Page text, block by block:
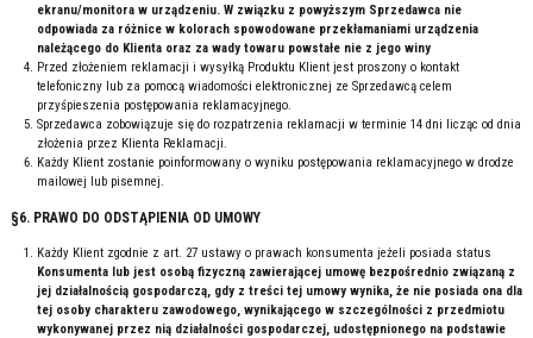
ekranu/monitora w urządzeniu. W związku z powyższym Sprzedawca nie
odpowiada za różnice w kolorach spowodowane przekłamaniami urządzenia
należącego do Klienta oraz za wady towaru powstałe nie z jego winy
Przed złożeniem reklamacji i wysyłką Produktu Klient jest proszony o kontakt
telefoniczny lub za pomocą wiadomości elektronicznej ze Sprzedawcą celem
przyśpieszenia postępowania reklamacyjnego.
Sprzedawca zobowiązuje się do rozpatrzenia reklamacji w terminie 14 dni licząc od dnia
złożenia przez Klienta Reklamacji.
Każdy Klient zostanie poinformowany o wyniku postępowania reklamacyjnego w drodze
mailowej lub pisemnej.
§6. PRAWO DO ODSTĄPIENIA OD UMOWY
Każdy Klient zgodnie z art. 27 ustawy o prawach konsumenta jeżeli posiada status
Konsumenta lub jest osobą fizyczną zawierającej umowę bezpośrednio związaną z
jej działalnością gospodarczą, gdy z treści tej umowy wynika, że nie posiada ona dla
tej osoby charakteru zawodowego, wynikającego w szczególności z przedmiotu
wykonywanej przez nią działalności gospodarczej, udostępnionego na podstawie